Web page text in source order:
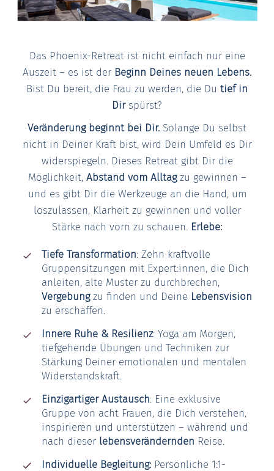
Das Phoenix-Retreat ist nicht einfach nur eine
Auszeit – es ist der Beginn Deines neuen Lebens.
Bist Du bereit, die Frau zu werden, die Du tief in
Dirspürst?
Veränderung beginnt bei Dir. Solange Du selbst
nicht in Deiner Kraft bist, wird Dein Umfeld es Dir
widerspiegeln. Dieses Retreat gibt Dir die
Möglichkeit, Abstand vom Alltagzu gewinnen –
und es gibt Dir die Werkzeuge an die Hand, um
loszulassen, Klarheit zu gewinnen und voller
Stärke nach vorn zu schauen. Erlebe:
Tiefe Transformation: Zehn kraftvolle
Gruppensitzungen mit Expert:innen, die Dich
anleiten, alte Muster zu durchbrechen,
Vergebungzu finden und Deine Lebensvision
zu erschaffen.
Innere Ruhe & Resilienz: Yoga am Morgen,
tiefgehende Übungen und Techniken zur
Stärkung Deiner emotionalen und mentalen
Widerstandskraft.
Einzigartiger Austausch: Eine exklusive
Gruppe von acht Frauen, die Dich verstehen,
inspirieren und unterstützen – während und
nach dieser lebensverändernden Reise.
Individuelle Begleitung: Persönliche 1:1-